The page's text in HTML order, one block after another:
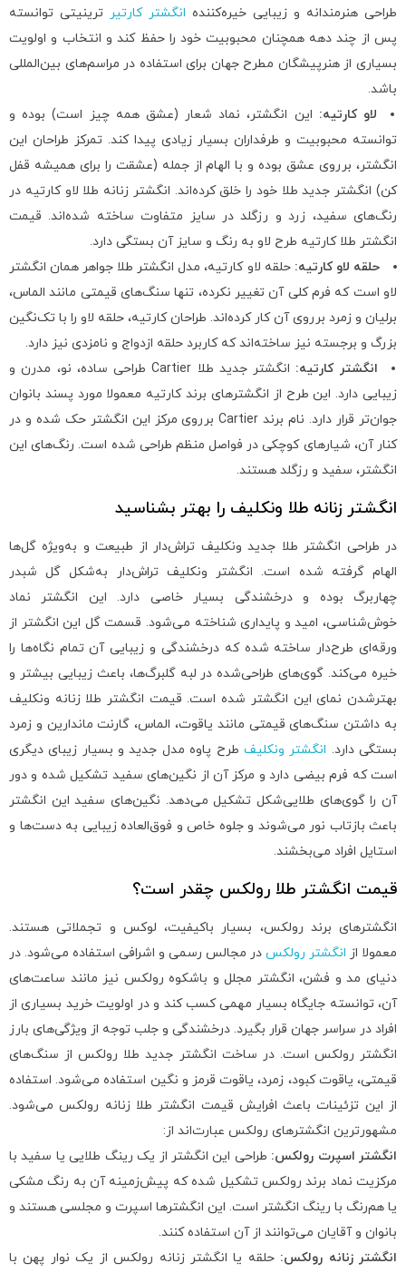
طراحی هنرمندانه و زیبایی خیره‌کننده انگشتر کارتیر ترینیتی توانسته
پس از چند دهه همچنان محبوبیت خود را حفظ کند و انتخاب و اولویت
بسیاری از هنرپیشگان مطرح جهان برای استفاده در مراسم‌های بین‌المللی
باشد.
لاو کارتیه: این انگشتر، نماد شعار (عشق همه چیز است) بوده و
توانسته محبوبیت و طرفداران بسیار زیادی پیدا کند. تمرکز طراحان این
انگشتر، برروی عشق بوده و با الهام از جمله (عشقت را برای همیشه قفل
کن) انگشتر جدید طلا خود را خلق کرده‌اند. انگشتر زنانه طلا لاو کارتیه در
رنگ‌های سفید، زرد و رزگلد در سایز متفاوت ساخته شده‌اند. قیمت
انگشتر طلا کارتیه طرح لاو به رنگ و سایز آن بستگی دارد.
حلقه لاو کارتیه: حلقه لاو کارتیه، مدل انگشتر طلا جواهر همان انگشتر
لاو است که فرم کلی آن تغییر نکرده، تنها سنگ‌های قیمتی مانند الماس،
برلیان و زمرد برروی آن کار کرده‌اند. طراحان کارتیه، حلقه لاو را با تک‌نگین
بزرگ و برجسته نیز ساخته‌اند که کاربرد حلقه ازدواج و نامزدی نیز دارد.
انگشتر کارتیه:
انگشتر جدید طلا Cartier طراحی ساده، نو، مدرن و
زیبایی دارد. این طرح از انگشترهای برند کارتیه معمولا مورد پسند بانوان
جوان‌تر قرار دارد. نام برند Cartier برروی مرکز این انگشتر حک شده و در
کنار آن، شیارهای کوچکی در فواصل منظم طراحی شده است. رنگ‌های این
انگشتر، سفید و رزگلد هستند.
انگشتر زنانه طلا ونکلیف را بهتر بشناسید
در طراحی انگشتر طلا جدید ونکلیف تراش‌دار از طبیعت و به‌ویژه گل‌ها
الهام گرفته شده است. انگشتر ونکلیف تراش‌دار به‌شکل گل شبدر
چهاربرگ بوده و درخشندگی بسیار خاصی دارد. این انگشتر نماد
خوش‌شناسی، امید و پایداری شناخته می‌شود. قسمت گل این انگشتر از
ورقه‌ای طرح‌دار ساخته شده که درخشندگی و زیبایی آن تمام نگاه‌ها را
خیره می‌کند. گوی‌های طراحی‌شده در لبه گلبرگ‌ها، باعث زیبایی بیشتر و
بهترشدن نمای این انگشتر شده است. قیمت انگشتر طلا زنانه ونکلیف
به داشتن سنگ‌های قیمتی مانند یاقوت، الماس، گارنت ماندارین و زمرد
بستگی دارد. انگشتر ونکلیف طرح پاوه مدل جدید و بسیار زیبای دیگری
است که فرم بیضی دارد و مرکز آن از نگین‌های سفید تشکیل شده و دور
آن را گوی‌های طلایی‌شکل تشکیل می‌دهد. نگین‌های سفید این انگشتر
باعث بازتاب نور می‌شوند و جلوه خاص و فوق‌العاده زیبایی به دست‌ها و
استایل افراد می‌بخشند.
قیمت انگشتر طلا رولکس چقدر است؟
انگشترهای برند رولکس، بسیار باکیفیت، لوکس و تجملاتی هستند.
معمولا از انگشتر رولکس در مجالس رسمی و اشرافی استفاده می‌شود. در
دنیای مد و فشن، انگشتر مجلل و باشکوه رولکس نیز مانند ساعت‌های
آن، توانسته جایگاه بسیار مهمی کسب کند و در اولویت خرید بسیاری از
افراد در سراسر جهان قرار بگیرد. درخشندگی و جلب توجه از ویژگی‌های بارز
انگشتر رولکس است. در ساخت انگشتر جدید طلا رولکس از سنگ‌های
قیمتی، یاقوت کبود، زمرد، یاقوت قرمز و نگین استفاده می‌شود. استفاده
از این تزئینات باعث افرایش قیمت انگشتر طلا زنانه رولکس می‌شود.
مشهورترین انگشترهای رولکس عبارت‌اند از:
انگشتر اسپرت رولکس: طراحی این انگشتر از یک رینگ طلایی یا سفید با
مرکزیت نماد برند رولکس تشکیل شده که پیش‌زمینه آن به رنگ مشکی
یا هم‌رنگ با رینگ انگشتر است. این انگشترها اسپرت و مجلسی هستند و
بانوان و آقایان می‌توانند از آن استفاده کنند.
انگشتر زنانه رولکس: حلقه یا انگشتر زنانه رولکس از یک نوار پهن با